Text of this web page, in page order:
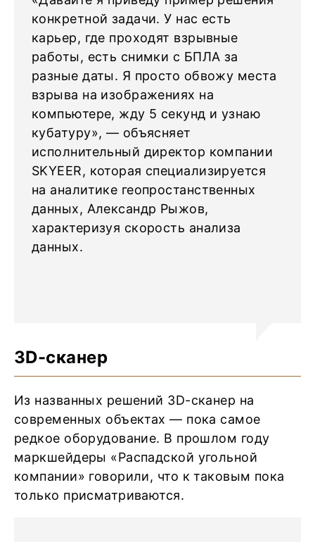
конкретной задачи. У нас есть
карьер, где проходят взрывные
работы, есть снимки с БПЛА за
разные даты. Я просто обвожу места
взрыва на изображениях на
компьютере, жду 5 секунд и узнаю
кубатуру», — объясняет
исполнительный директор компании
SKYEER, которая специализируется
на аналитике геопростанственных
данных, Александр Рыжов,
характеризуя скорость анализа
данных.
3D-сканер
Из названных решений 3D-сканер на
современных объектах — пока самое
редкое оборудование. В прошлом году
маркшейдеры «Распадской угольной
компании» говорили, что к таковым пока
только присматриваются.